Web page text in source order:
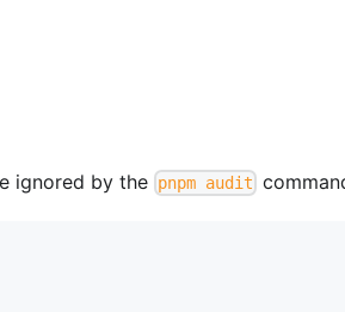
ignored by the pnpm audit